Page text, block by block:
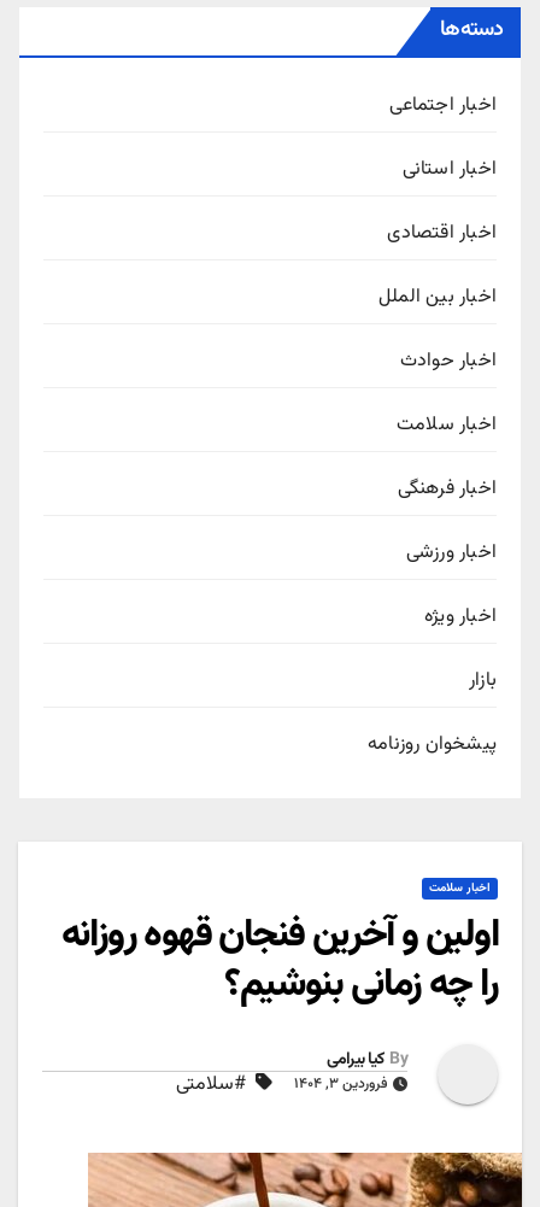
دسته‌ها
اخبار اجتماعی
اخبار استانی
اخبار اقتصادی
اخبار بین الملل
اخبار حوادث
اخبار سلامت
اخبار فرهنگی
اخبار ورزشی
اخبار ویژه
بازار
پیشخوان روزنامه
اخبار سلامت
اولین و آخرین فنجان قهوه روزانه
را چه زمانی بنوشیم؟
By کیا بیرامی
فروردین ۳, ۱۴۰۴ #سلامتی